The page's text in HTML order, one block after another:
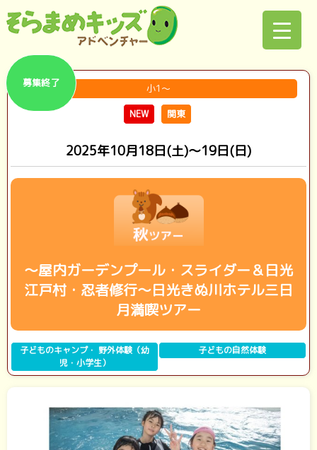
募集終了
小1～
NEW
関東
2025年10月18日(土)～19日(日)
～屋内ガーデンプール・スライダー＆日光
江戸村・忍者修行～日光きぬ川ホテル三日
月満喫ツアー
子どものキャンプ・ 野外体験（幼
児・小学生）
子どもの自然体験